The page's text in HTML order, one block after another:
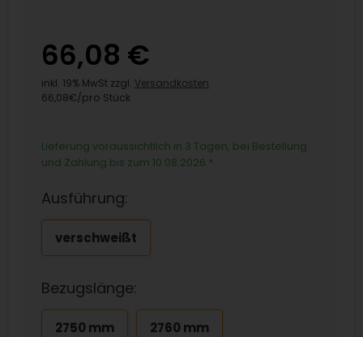
66,08 €
inkl. 19% MwSt zzgl. Versandkosten
66,08€/pro Stück
Lieferung voraussichtlich in 3 Tagen, bei Bestellung
und Zahlung bis zum 10.08.2026 *
Ausführung:
verschweißt
Bezugslänge:
2750 mm 2760 mm